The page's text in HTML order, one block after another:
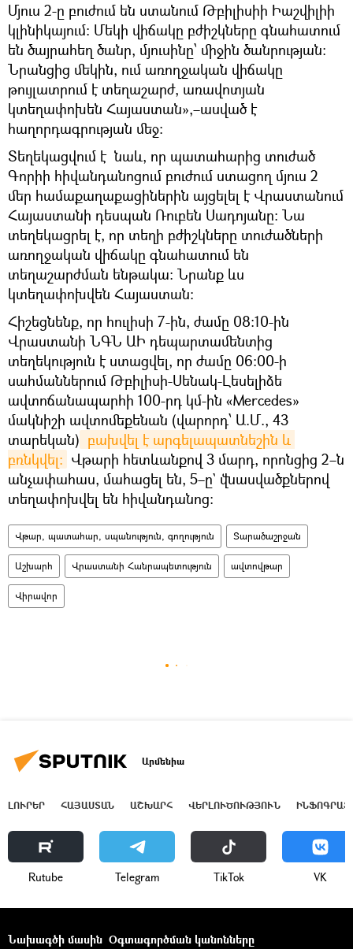
Մյուս 2-ը բուժում են ստանում Թբիլիսիի Իաշվիլիի
կլինիկայում։ Մեկի վիճակը բժիշկները գնահատում
են ծայրահեղ ծանր, մյուսինը՝ միջին ծանրության:
Նրանցից մեկին, ում առողջական վիճակը
թույլատրում է տեղաշարժ, առավոտյան
կտեղափոխեն Հայաստան»,–ասված է
հաղորդագրության մեջ։
Տեղեկացվում է նաև, որ պատահարից տուժած
Գորիի հիվանդանոցում բուժում ստացող մյուս 2
մեր համաքաղաքացիներին այցելել է Վրաստանում
Հայաստանի դեսպան Ռուբեն Սադոյանը: Նա
տեղեկացրել է, որ տեղի բժիշկները տուժածների
առողջական վիճակը գնահատում են
տեղաշարժման ենթակա։ Նրանք ևս
կտեղափոխվեն Հայաստան։
Հիշեցնենք, որ հուլիսի 7-ին, ժամը 08:10-ին
Վրաստանի ՆԳՆ ԱԻ դեպարտամենտից
տեղեկություն է ստացվել, որ ժամը 06։00-ի
սահմաններում Թբիլիսի-Սենակ-Լեսելիձե
ավտոճանապարհի 100-րդ կմ-ին «Mercedes»
մակնիշի ավտոմեքենան (վարորդ՝ Ա.Մ., 43
տարեկան) բախվել է արգելապատնեշին և
բռնկվել։ Վթարի հետևանքով 3 մարդ, որոնցից 2–ն
անչափահաս, մահացել են, 5–ը` վնասվածքներով
տեղափոխվել են հիվանդանոց։
Վթար, պատահար, սպանություն, գողություն Տարածաշրջան
Աշխարհ Վրաստանի Հանրապետություն ավտովթար
Վիրավոր
Արմենիա
ԼՈՒՐԵՐ ՀԱՅԱՍՏԱՆ ԱՇԽԱՐՀ ՎԵՐԼՈՒԾՈՒԹՅՈՒՆ
Rutube Telegram ТikТоk VK
Նախագծի մասին Օգտագործման կանոնները